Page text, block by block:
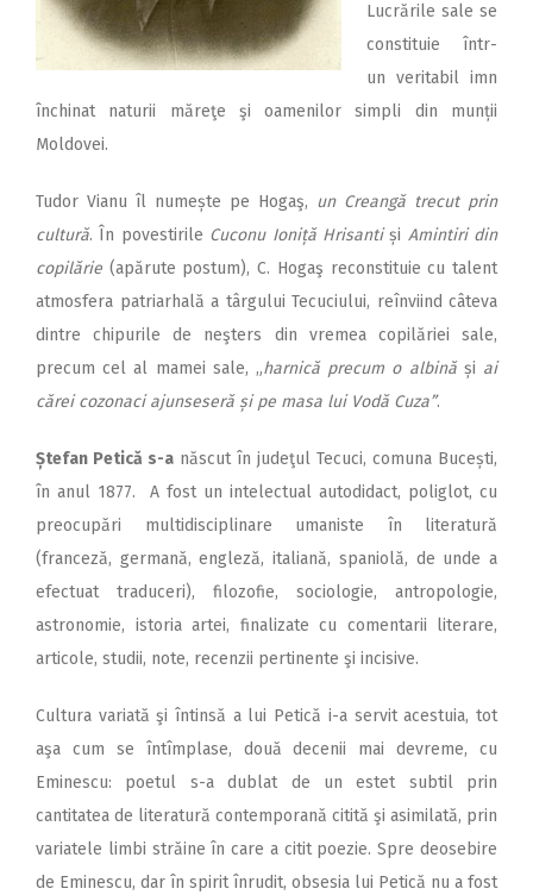
Lucrările sale se
constituie într-
un veritabil imn
închinat naturii măreţe şi oamenilor simpli din munții
Moldovei.
Tudor Vianu îl numește pe Hogaş, un Creangă trecut prin
cultură. În povestirile Cuconu Ioniță Hrisantiși Amintiri din
copilărie (apărute postum), C. Hogaş reconstituie cu talent
atmosfera patriarhală a târgului Tecuciului, reînviind câteva
dintre chipurile de neşters din vremea copilăriei sale,
precum cel al mamei sale, „harnică precum o albinăși ai
cărei cozonaci ajunseseră și pe masa lui Vodă Cuza”.
Ștefan Petică s-a născut în judeţul Tecuci, comuna Bucești,
în anul 1877. A fost un intelectual autodidact, poliglot, cu
preocupări multidisciplinare umaniste în literatură
(franceză, germană, engleză, italiană, spaniolă, de unde a
efectuat traduceri), filozofie, sociologie, antropologie,
astronomie, istoria artei, finalizate cu comentarii literare,
articole, studii, note, recenzii pertinente şi incisive.
Cultura variată şi întinsă a lui Petică i-a servit acestuia, tot
aşa cum se întîmplase, două decenii mai devreme, cu
Eminescu: poetul s-a dublat de un estet subtil prin
cantitatea de literatură contemporană citită şi asimilată, prin
variatele limbi străine în care a citit poezie. Spre deosebire
de Eminescu, dar în spirit înrudit, obsesia lui Petică nu a fost